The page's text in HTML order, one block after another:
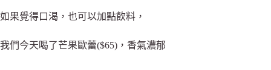
如果覺得口渴，也可以加點飲料，
我們今天喝了芒果歐蕾($65)，香氣濃郁